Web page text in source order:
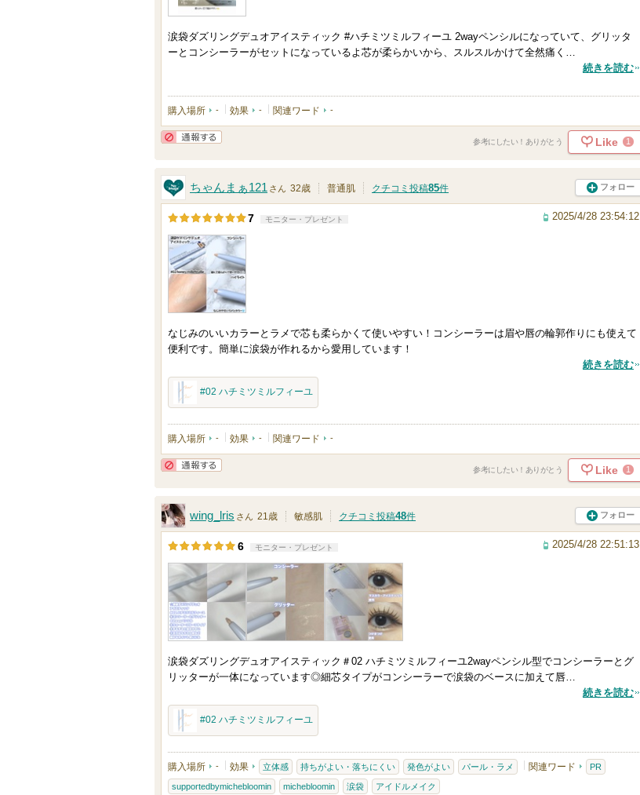
涙袋ダズリングデュオアイスティック #ハチミツミルフィーユ 2wayペンシルになっていて、グリッタ
ーとコンシーラーがセットになっているよ芯が柔らかいから、スルスルかけて全然痛く…
続きを読む
購入場所 - 効果 - 関連ワード -
参考にしたい！ありがとう Like 1
ちゃんまぁ121 さん 32歳 普通肌 クチコミ投稿85件 フォロー
7 モニター・プレゼント 2025/4/28 23:54:12
なじみのいいカラーとラメで芯も柔らかくて使いやすい！コンシーラーは眉や唇の輪郭作りにも使えて
便利です。簡単に涙袋が作れるから愛用しています！
続きを読む
#02 ハチミツミルフィーユ
購入場所 - 効果 - 関連ワード -
参考にしたい！ありがとう Like 1
wing_lris さん 21歳 敏感肌 クチコミ投稿48件 フォロー
6 モニター・プレゼント 2025/4/28 22:51:13
涙袋ダズリングデュオアイスティック＃02 ハチミツミルフィーユ2wayペンシル型でコンシーラーとグ
リッターが一体になっています◎細芯タイプがコンシーラーで涙袋のベースに加えて唇…
続きを読む
#02 ハチミツミルフィーユ
購入場所 - 効果 立体感 持ちがよい・落ちにくい 発色がよい パール・ラメ 関連ワード PR
supportedbymichebloomin michebloomin 涙袋 アイドルメイク